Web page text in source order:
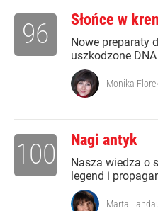
Słońce w
Nowe preparaty
uszkodzone
96
Monika
Nagi antyk
Nasza wiedza o
legend i
100
Marta